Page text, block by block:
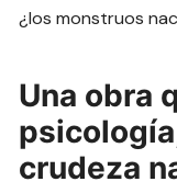
¿los monstruos
Una obra
crudeza